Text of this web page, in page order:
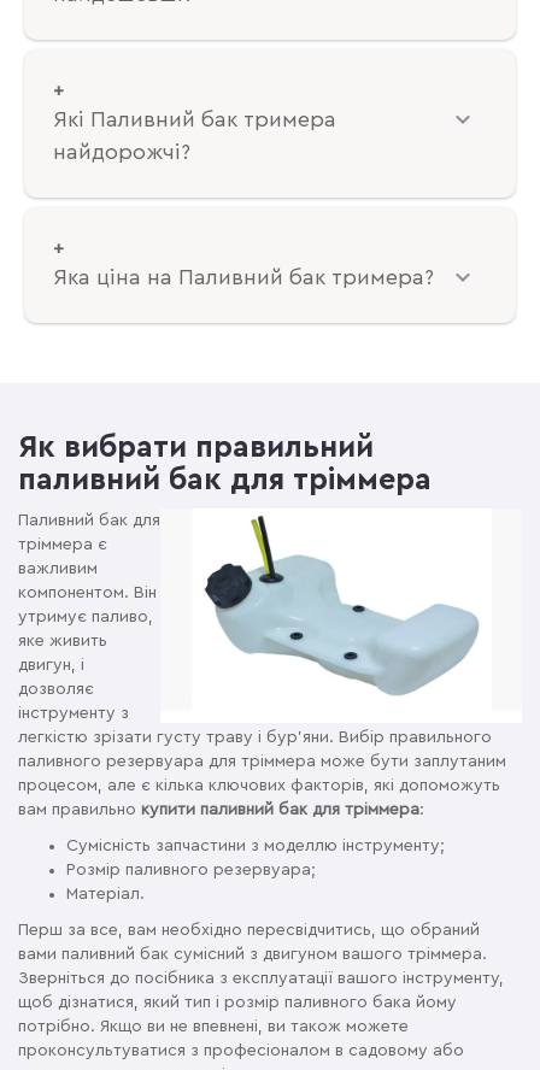
Які Паливний бак тримера
найдорожчі?
Яка ціна на Паливний бак тримера?
Як вибрати правильний
паливний бак для тріммера
Паливний бак для
тріммера є
важливим
компонентом. Він
утримує паливо,
яке живить
двигун, і
дозволяє
інструменту з
легкістю зрізати густу траву і бур'яни. Вибір правильного
паливного резервуара для тріммера може бути заплутаним
процесом, але є кілька ключових факторів, які допоможуть
вам правильно купити паливний бак для тріммера:
Сумісність запчастини з моделлю інструменту;
Розмір паливного резервуара;
Матеріал.
Перш за все, вам необхідно пересвідчитись, що обраний
вами паливний бак сумісний з двигуном вашого тріммера.
Зверніться до посібника з експлуатації вашого інструменту,
щоб дізнатися, який тип і розмір паливного бака йому
потрібно. Якщо ви не впевнені, ви також можете
проконсультуватися з професіоналом в садовому або